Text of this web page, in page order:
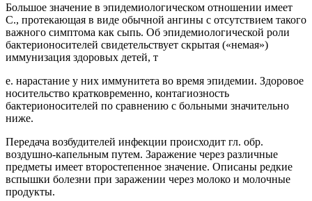
Большое значение в эпидемиологическом отношении имеет
С., протекающая в виде обычной ангины с отсутствием такого
важного симптома как сыпь. Об эпидемиологической роли
бактерионосителей свидетельствует скрытая («немая»)
иммунизация здоровых детей, т
е. нарастание у них иммунитета во время эпидемии. Здоровое
носительство кратковременно, контагиозность
бактерионосителей по сравнению с больными значительно
ниже.
Передача возбудителей инфекции происходит гл. обр.
воздушно-капельным путем. Заражение через различные
предметы имеет второстепенное значение. Описаны редкие
вспышки болезни при заражении через молоко и молочные
продукты.